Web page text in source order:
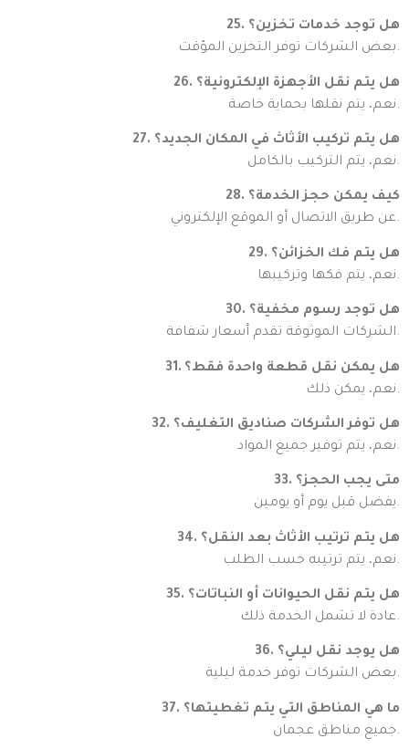
25. هل توجد خدمات تخزين؟
بعض الشركات توفر التخزين المؤقت.
26. هل يتم نقل الأجهزة الإلكترونية؟
نعم، يتم نقلها بحماية خاصة.
27. هل يتم تركيب الأثاث في المكان الجديد؟
نعم، يتم التركيب بالكامل.
28. كيف يمكن حجز الخدمة؟
عن طريق الاتصال أو الموقع الإلكتروني.
29. هل يتم فك الخزائن؟
نعم، يتم فكها وتركيبها.
30. هل توجد رسوم مخفية؟
الشركات الموثوقة تقدم أسعار شفافة.
31. هل يمكن نقل قطعة واحدة فقط؟
نعم، يمكن ذلك.
32. هل توفر الشركات صناديق التغليف؟
نعم، يتم توفير جميع المواد.
33. متى يجب الحجز؟
يفضل قبل يوم أو يومين.
34. هل يتم ترتيب الأثاث بعد النقل؟
نعم، يتم ترتيبه حسب الطلب.
35. هل يتم نقل الحيوانات أو النباتات؟
عادة لا تشمل الخدمة ذلك.
36. هل يوجد نقل ليلي؟
بعض الشركات توفر خدمة ليلية.
37. ما هي المناطق التي يتم تغطيتها؟
جميع مناطق عجمان.